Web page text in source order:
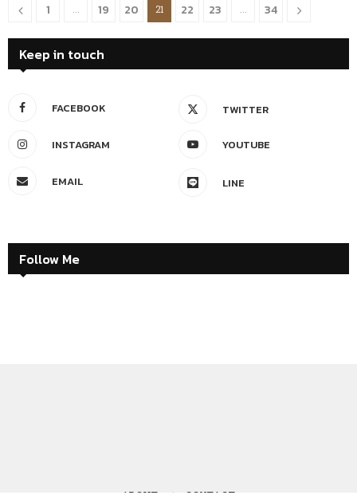
1 … 19 20 21 22 23 … 34
Keep in touch
FACEBOOK TWITTER
INSTAGRAM YOUTUBE
EMAIL LINE
Follow Me